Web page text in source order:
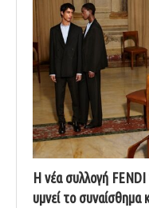
Η νέα συλλογή
υμνεί το συναίσθημα